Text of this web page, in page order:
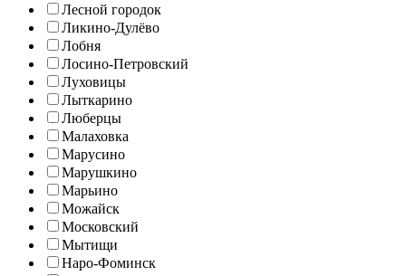
Лесной городок
Ликино-Дулёво
Лобня
Лосино-Петровский
Луховицы
Лыткарино
Люберцы
Малаховка
Марусино
Марушкино
Марьино
Можайск
Московский
Мытищи
Наро-Фоминск